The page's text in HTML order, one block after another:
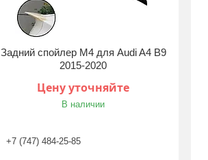
Задний спойлер M4 для Audi A4 B9
2015-2020
Цену уточняйте
В наличии
+7 (747) 484-25-85